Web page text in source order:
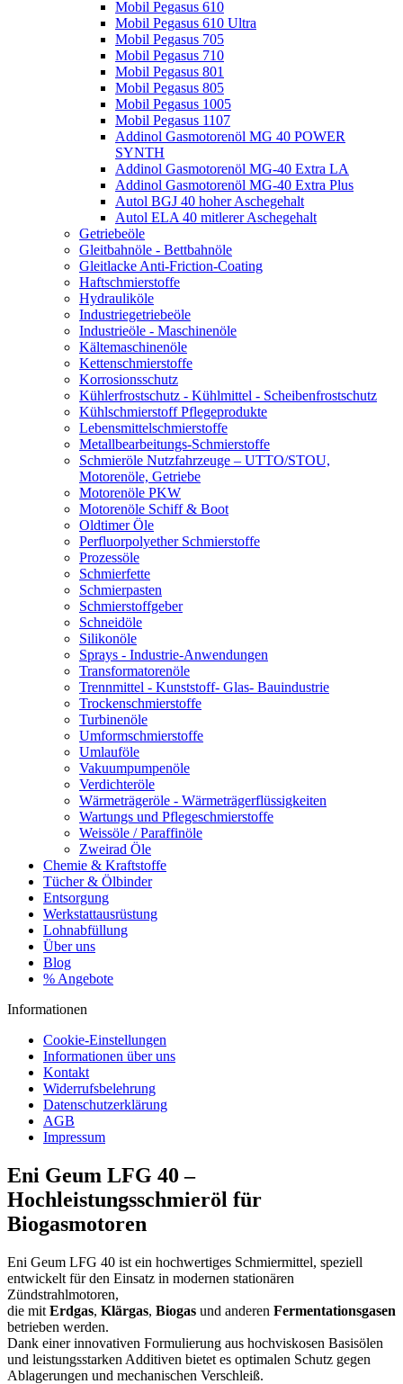
Mobil Pegasus 610
Mobil Pegasus 610 Ultra
Mobil Pegasus 705
Mobil Pegasus 710
Mobil Pegasus 801
Mobil Pegasus 805
Mobil Pegasus 1005
Mobil Pegasus 1107
Addinol Gasmotorenöl MG 40 POWER
SYNTH
Addinol Gasmotorenöl MG-40 Extra LA
Addinol Gasmotorenöl MG-40 Extra Plus
Autol BGJ 40 hoher Aschegehalt
Autol ELA 40 mitlerer Aschegehalt
Getriebeöle
Gleitbahnöle - Bettbahnöle
Gleitlacke Anti-Friction-Coating
Haftschmierstoffe
Hydrauliköle
Industriegetriebeöle
Industrieöle - Maschinenöle
Kältemaschinenöle
Kettenschmierstoffe
Korrosionsschutz
Kühlerfrostschutz - Kühlmittel - Scheibenfrostschutz
Kühlschmierstoff Pflegeprodukte
Lebensmittelschmierstoffe
Metallbearbeitungs-Schmierstoffe
Schmieröle Nutzfahrzeuge – UTTO/STOU,
Motorenöle, Getriebe
Motorenöle PKW
Motorenöle Schiff & Boot
Oldtimer Öle
Perfluorpolyether Schmierstoffe
Prozessöle
Schmierfette
Schmierpasten
Schmierstoffgeber
Schneidöle
Silikonöle
Sprays - Industrie-Anwendungen
Transformatorenöle
Trennmittel - Kunststoff- Glas- Bauindustrie
Trockenschmierstoffe
Turbinenöle
Umformschmierstoffe
Umlauföle
Vakuumpumpenöle
Verdichteröle
Wärmeträgeröle - Wärmeträgerflüssigkeiten
Wartungs und Pflegeschmierstoffe
Weissöle / Paraffinöle
Zweirad Öle
Chemie & Kraftstoffe
Tücher & Ölbinder
Entsorgung
Werkstattausrüstung
Lohnabfüllung
Über uns
Blog
% Angebote
Informationen
Cookie-Einstellungen
Informationen über uns
Kontakt
Widerrufsbelehrung
Datenschutzerklärung
AGB
Impressum
Eni Geum LFG 40 –
Hochleistungsschmieröl für
Biogasmotoren
Eni Geum LFG 40 ist ein hochwertiges Schmiermittel, speziell
entwickelt für den Einsatz in modernen stationären
Zündstrahlmotoren,
die mit Erdgas, Klärgas, Biogas und anderen Fermentationsgasen
betrieben werden.
Dank einer innovativen Formulierung aus hochviskosen Basisölen
und leistungsstarken Additiven bietet es optimalen Schutz gegen
Ablagerungen und mechanischen Verschleiß.